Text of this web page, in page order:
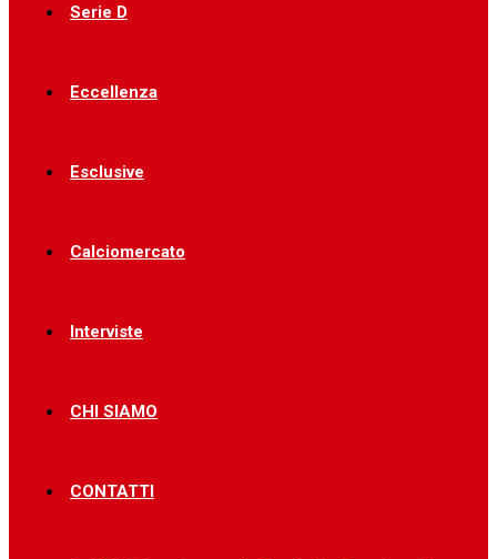
Serie D
Eccellenza
Esclusive
Calciomercato
Interviste
CHI SIAMO
CONTATTI